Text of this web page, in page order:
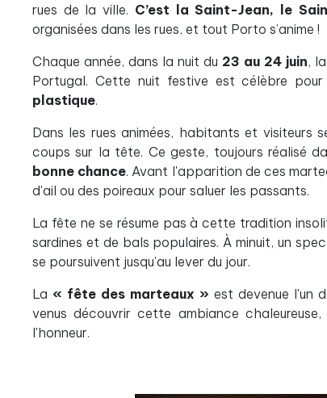
rues de la ville. C’est la Saint-Jean, le
organisées dans les rues, et tout Porto s’anime !
Chaque année, dans la nuit du 23 au 24 juin,
Portugal. Cette nuit festive est célèbre pour
plastique.
Dans les rues animées, habitants et
coups sur la tête. Ce geste, toujours réalisé
bonne chance. Avant l'apparition de ces
d'ail ou des poireaux pour saluer les passants.
La fête ne se résume pas à cette tradition
sardines et de bals populaires. À minuit, un
se poursuivent jusqu'au lever du jour.
La« fête des marteaux »est devenue l'un
venus découvrir cette ambiance
l'honneur.